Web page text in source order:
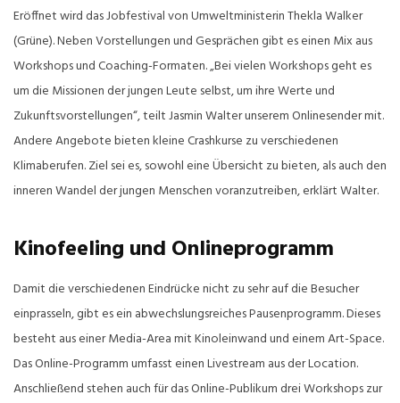
Eröffnet wird das Jobfestival von Umweltministerin Thekla Walker
(Grüne). Neben Vorstellungen und Gesprächen gibt es einen Mix aus
Workshops und Coaching-Formaten. „Bei vielen Workshops geht es
um die Missionen der jungen Leute selbst, um ihre Werte und
Zukunftsvorstellungen“, teilt Jasmin Walter unserem Onlinesender mit.
Andere Angebote bieten kleine Crashkurse zu verschiedenen
Klimaberufen. Ziel sei es, sowohl eine Übersicht zu bieten, als auch den
inneren Wandel der jungen Menschen voranzutreiben, erklärt Walter.
Kinofeeling und Onlineprogramm
Damit die verschiedenen Eindrücke nicht zu sehr auf die Besucher
einprasseln, gibt es ein abwechslungsreiches Pausenprogramm. Dieses
besteht aus einer Media-Area mit Kinoleinwand und einem Art-Space.
Das Online-Programm umfasst einen Livestream aus der Location.
Anschließend stehen auch für das Online-Publikum drei Workshops zur